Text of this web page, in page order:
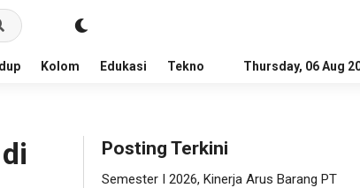
Kolom Edukasi Tekno Tips Editorial
Thursday, 06 Aug
Posting Terkini
Semester I 2026, Kinerja Arus Barang PT